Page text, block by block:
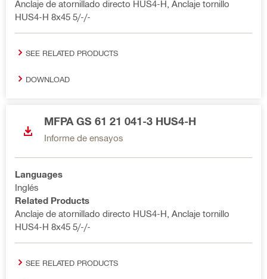
Anclaje de atornillado directo HUS4-H, Anclaje tornillo
HUS4-H 8x45 5/-/-
SEE RELATED PRODUCTS
DOWNLOAD
MFPA GS 61 21 041-3 HUS4-H
Informe de ensayos
Languages
Inglés
Related Products
Anclaje de atornillado directo HUS4-H, Anclaje tornillo
HUS4-H 8x45 5/-/-
SEE RELATED PRODUCTS